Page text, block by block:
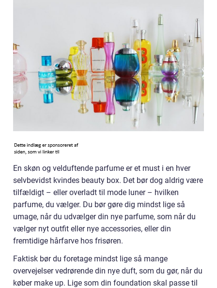
En skøn og velduftende parfume er et must i en hver
selvbevidst kvindes beauty box. Det bør dog aldrig være
tilfældigt – eller overladt til mode luner – hvilken
parfume, du vælger. Du bør gøre dig mindst lige så
umage, når du udvælger din nye parfume, som når du
vælger nyt outfit eller nye accessories, eller din
fremtidige hårfarve hos frisøren.
Faktisk bør du foretage mindst lige så mange
overvejelser vedrørende din nye duft, som du gør, når du
køber make up. Lige som din foundation skal passe til